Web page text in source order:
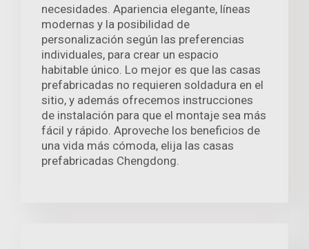
necesidades. Apariencia elegante, líneas
modernas y la posibilidad de
personalización según las preferencias
individuales, para crear un espacio
habitable único. Lo mejor es que las casas
prefabricadas no requieren soldadura en el
sitio, y además ofrecemos instrucciones
de instalación para que el montaje sea más
fácil y rápido. Aproveche los beneficios de
una vida más cómoda, elija las casas
prefabricadas Chengdong.